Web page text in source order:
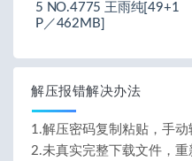
5 NO.4775 王雨纯[49+1
P／462MB]
解压报错解决办法
1.解压密码复制粘贴，手动
2.未真实完整下载文件，重